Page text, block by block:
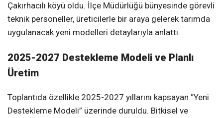
Çakırhacılı köyü oldu. İlçe Müdürlüğü bünyesinde görevli
teknik personeller, üreticilerle bir araya gelerek tarımda
uygulanacak yeni modelleri detaylarıyla anlattı.
2025-2027 Destekleme Modeli ve Planlı
Üretim
Toplantıda özellikle 2025-2027 yıllarını kapsayan “Yeni
Destekleme Modeli” üzerinde duruldu. Bitkisel ve